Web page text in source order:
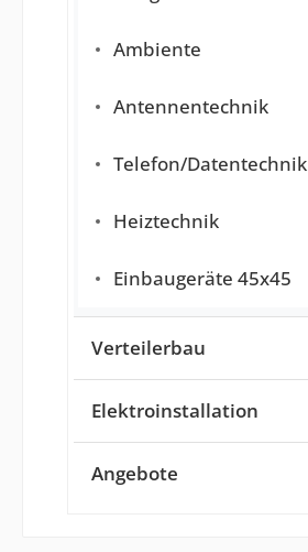
Ambiente
Antennentechnik
Telefon/Datentechnik
Heiztechnik
Einbaugeräte 45x45
Verteilerbau
Elektroinstallation
Angebote